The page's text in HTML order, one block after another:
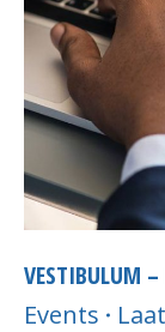
VESTIBULUM –
Events